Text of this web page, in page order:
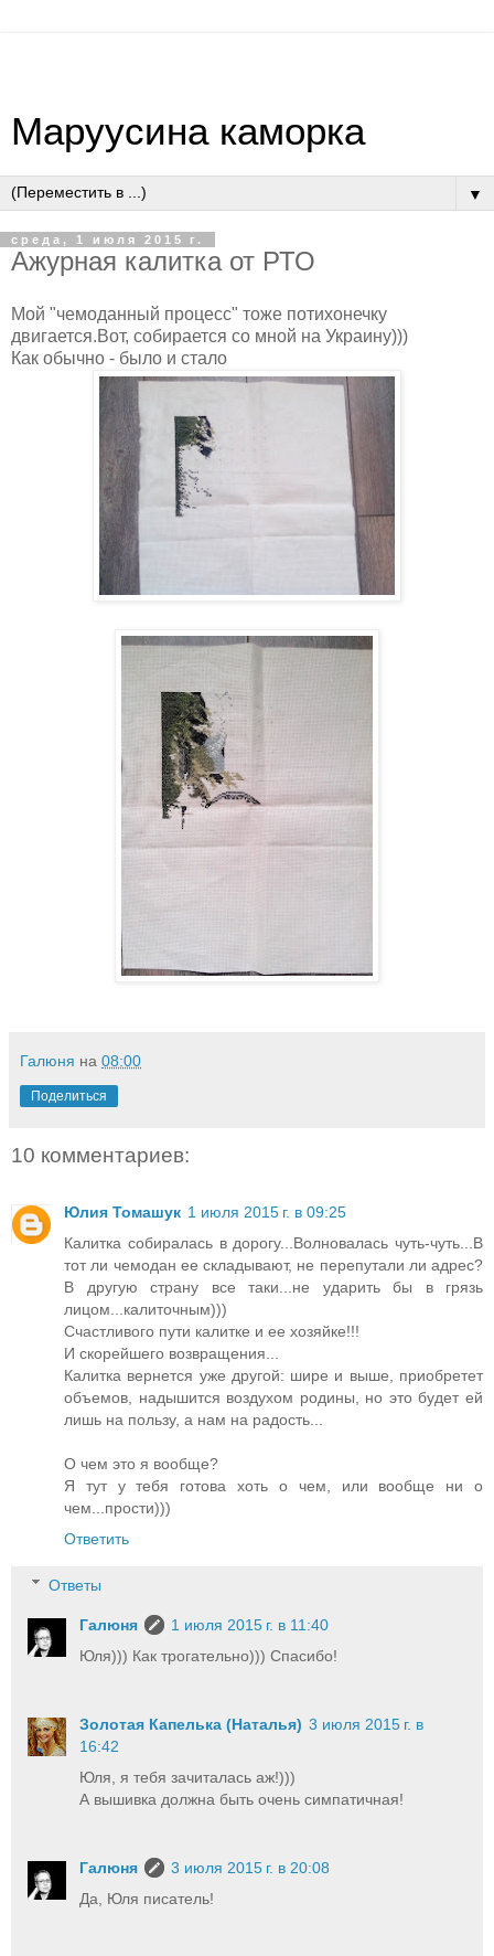
Маруусина каморка
▼
среда, 1 июля 2015 г.
Ажурная калитка от РТО
Мой "чемоданный процесс" тоже потихонечку
двигается.Вот, собирается со мной на Украину)))
Как обычно - было и стало
Галюня на 08:00
Поделиться
10 комментариев:
Юлия Томашук 1 июля 2015 г. в 09:25
Калитка собиралась в дорогу...Волновалась чуть-чуть...В
тот ли чемодан ее складывают, не перепутали ли адрес?
В другую страну все таки...не ударить бы в грязь
лицом...калиточным)))
Счастливого пути калитке и ее хозяйке!!!
И скорейшего возвращения...
Калитка вернется уже другой: шире и выше, приобретет
объемов, надышится воздухом родины, но это будет ей
лишь на пользу, а нам на радость...
О чем это я вообще?
Я тут у тебя готова хоть о чем, или вообще ни о
чем...прости)))
Ответить
Ответы
Галюня
1 июля 2015 г. в 11:40
Юля))) Как трогательно))) Спасибо!
Золотая Капелька (Наталья) 3 июля 2015 г. в
16:42
Юля, я тебя зачиталась аж!)))
А вышивка должна быть очень симпатичная!
Галюня
3 июля 2015 г. в 20:08
Да, Юля писатель!